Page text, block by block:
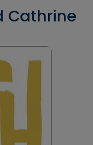
Cathrine